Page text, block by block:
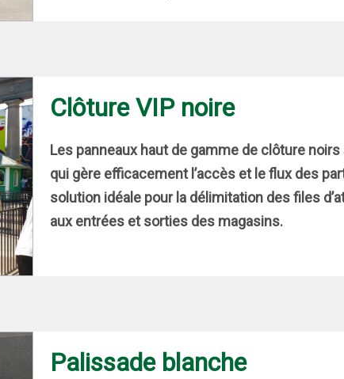
Clôture VIP noire
Les panneaux haut de gamme de clôture
qui gère efficacement l’accès et le flux des
solution idéale pour la délimitation des files
aux entrées et sorties des magasins.
Palissade blanche